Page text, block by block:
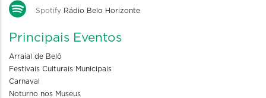
Spotify Rádio Belo Horizonte
Principais Eventos
Arraial de Belô
Festivais Culturais Municipais
Carnaval
Noturno nos Museus